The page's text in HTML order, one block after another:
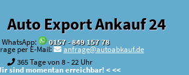
Auto Export Ankauf 24
WhatsApp:
0157 - 849 157 78
per E-Mail:
anfrage@autoabkauf.de
365 Tage von 8 - 22 Uhr
sind momentan erreichbar! < <<